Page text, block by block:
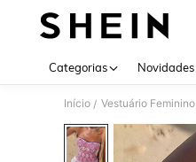
Categorias Novidades
Início / Vestuário Feminino